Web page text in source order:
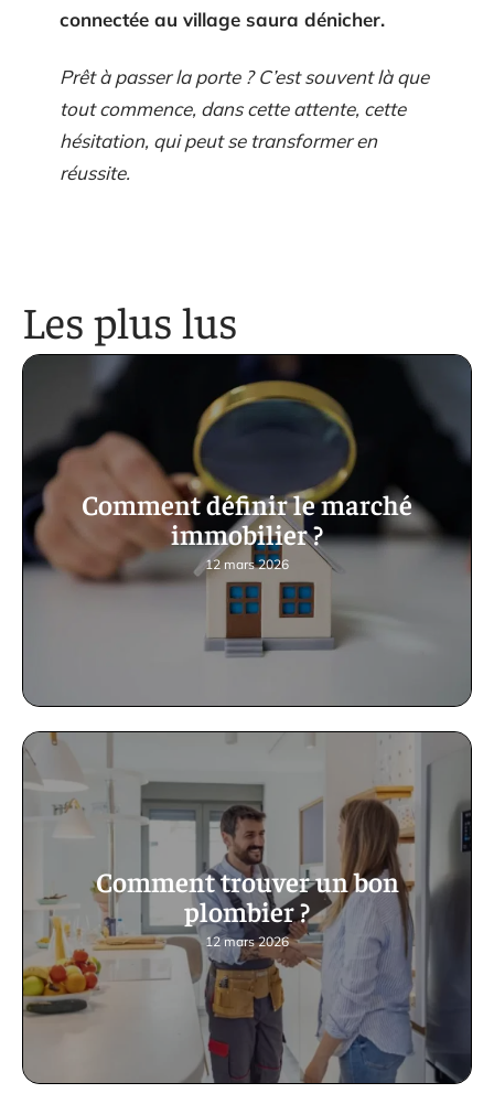
connectée au village saura dénicher.
Prêt à passer la porte ? C’est souvent là que
tout commence, dans cette attente, cette
hésitation, qui peut se transformer en
réussite.
Les plus lus
Comment définir le marché
immobilier ?
12 mars 2026
Comment trouver un bon
plombier ?
12 mars 2026